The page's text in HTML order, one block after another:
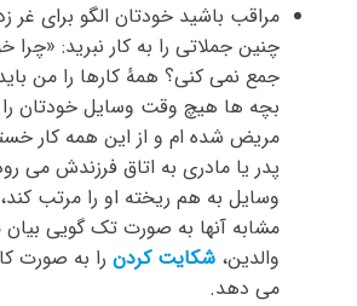
مراقب باشید خودتان الگو برای غر
چنین جملاتی را به کار نبرید: «چرا
جمع نمی کنی؟ همهٔ کارها را من
بچه ها هیچ وقت وسایل خودتان
مریض شده ام و از این همه کار
پدر یا مادری به اتاق فرزندش می
وسایل به هم ریخته او را مرتب
مشابه آنها به صورت تک گویی بیان
والدین، شکایت کردن را به صورت
می دهد.